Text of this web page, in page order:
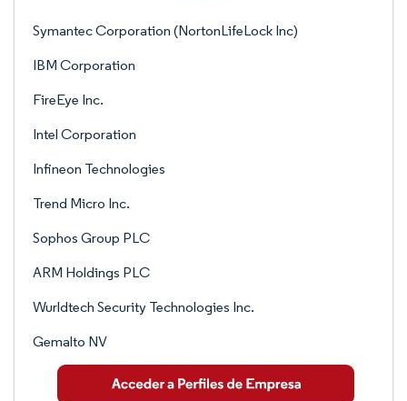
Symantec Corporation (NortonLifeLock Inc)
IBM Corporation
FireEye Inc.
Intel Corporation
Infineon Technologies
Trend Micro Inc.
Sophos Group PLC
ARM Holdings PLC
Wurldtech Security Technologies Inc.
Gemalto NV